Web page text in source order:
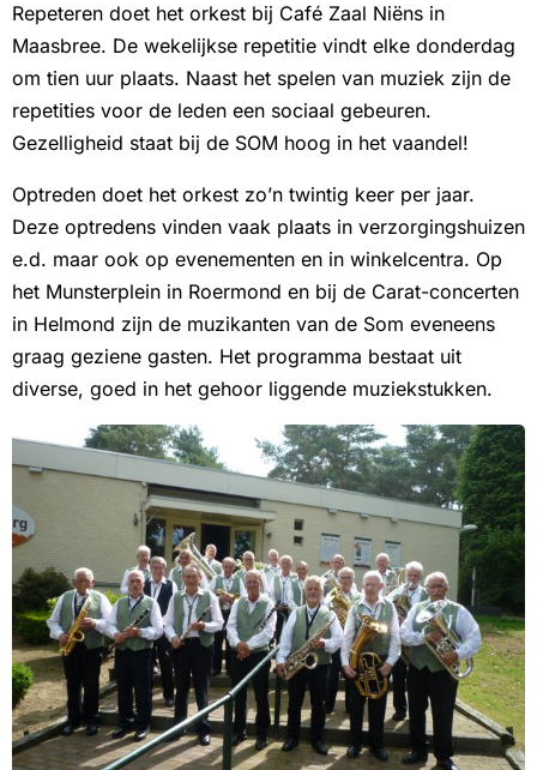
Repeteren doet het orkest bij Café Zaal Niëns in
Maasbree. De wekelijkse repetitie vindt elke donderdag
om tien uur plaats. Naast het spelen van muziek zijn de
repetities voor de leden een sociaal gebeuren.
Gezelligheid staat bij de SOM hoog in het vaandel!
Optreden doet het orkest zo’n twintig keer per jaar.
Deze optredens vinden vaak plaats in verzorgingshuizen
e.d. maar ook op evenementen en in winkelcentra. Op
het Munsterplein in Roermond en bij de Carat-concerten
in Helmond zijn de muzikanten van de Som eveneens
graag geziene gasten. Het programma bestaat uit
diverse, goed in het gehoor liggende muziekstukken.